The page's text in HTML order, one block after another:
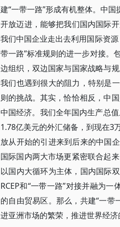
建“一带一路”形成有机整体。中
开放迈进，能够把我们国内国际
我们中国企业走出去利用国际资
带一路”标准规则的进一步对接。
边组织，双边国家与国家战略与
我们也遇到很大的阻力，特别是
则的挑战。其实，恰恰相反，中
中国经济。我们全年国内生产总
1.78亿美元的外汇储备，到现在3
放从开始的引进来到后来的中国
国际国内两大市场更紧密联合起
以国内大循环为主体，国内国际
RCEP和“一带一路”对接并融为
的自由贸易区。那么，共建“一
进亚洲市场的繁荣，推进世界经济